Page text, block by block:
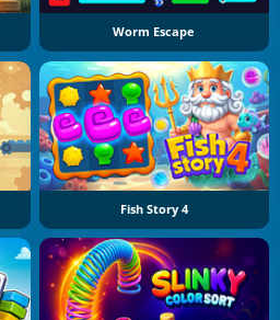
Worm Escape
Fish Story 4